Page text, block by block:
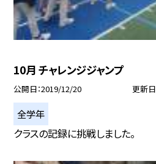
10月 チャレンジジャンプ
公開日 2019/12/20 更新日
全学年
クラスの記録に挑戦しました。